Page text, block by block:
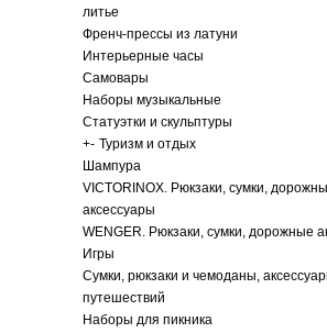
литье
Френч-прессы из латуни
Интерьерные часы
Самовары
Наборы музыкальные
Статуэтки и скульптуры
+- Туризм и отдых
Шампура
VICTORINOX. Рюкзаки, сумки,
аксессуары
WENGER. Рюкзаки, сумки, дорожные
Игры
Сумки, рюкзаки и чемоданы,
путешествий
Наборы для пикника